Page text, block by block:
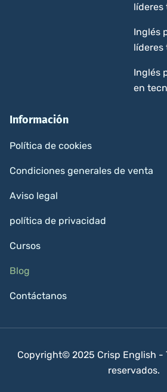
líderes
Inglés
líderes
Inglés
en
Información
Política de cookies
Condiciones generales de venta
Aviso legal
política de privacidad
Cursos
Blog
Contáctanos
Copyright© 2025 Crisp English -
reservados.